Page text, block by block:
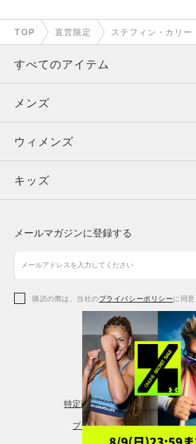
TOP 直営限定 ステフィン・カリー
すべてのアイテム
メンズ
ウィメンズ
キッズ
アクセサリー
メンズ
トップス
ボトムス
アクセサリー
ウィメンズ
トップス
シューズ
アクセサリー
レギンス＆タイツ
キッズ
シューズ
メールマガジンに登録する
購読の際は、当社のプライバシーポリシーに同意
特定商取引法に基づく通販の表記
プライバシーポリシー